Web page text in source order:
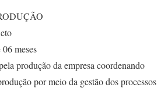
meses
produção da empresa coordenando
por meio da gestão dos processos